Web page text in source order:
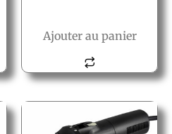
Ajouter au panier